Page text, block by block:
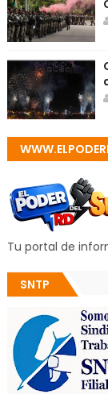
Tu portal de
SNTP